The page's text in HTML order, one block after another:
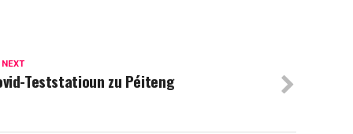
NEXT
Teststatioun zu Péiteng